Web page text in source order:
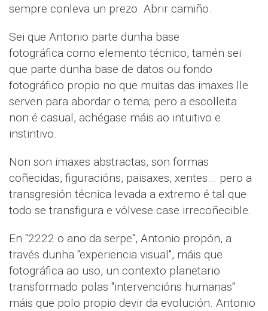
sempre conleva un prezo. Abrir camiño.
Sei que Antonio parte dunha base
fotográfica como elemento técnico, tamén sei
que parte dunha base de datos ou fondo
fotográfico propio no que muitas das imaxes lle
serven para abordar o tema; pero a escolleita
non é casual, achégase máis ao intuitivo e
instintivo.
Non son imaxes abstractas, son formas
coñecidas, figuracións, paisaxes, xentes... pero a
transgresión técnica levada a extremo é tal que
todo se transfigura e vólvese case irrecoñecible.
En "2222 o ano da serpe", Antonio propón, a
través dunha "experiencia visual", máis que
fotográfica ao uso, un contexto planetario
transformado polas "intervencións humanas"
máis que polo propio devir da evolución. Antonio